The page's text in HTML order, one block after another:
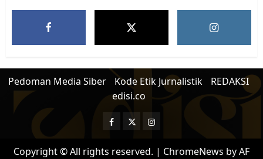
Pedoman Media Siber Kode Etik Jurnalistik
REDAKSI
edisi.co
Facebook
TwitterInstagram
Copyright © All rights reserved. | ChromeNews by AF